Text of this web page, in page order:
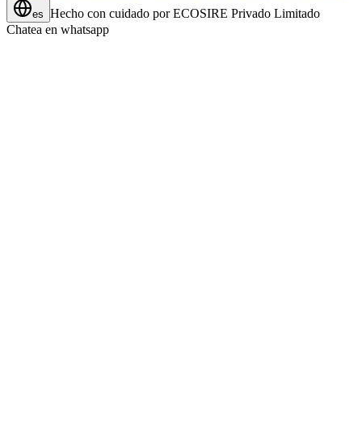
es Hecho con cuidado por ECOSIRE Privado Limitado
Chatea en whatsapp